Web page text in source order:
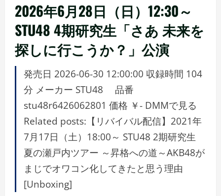
2026年6月28日（日）12:30～
STU48 4期研究生「さあ 未来を
探しに行こうか？」公演
発売日 2026-06-30 12:00:00 収録時間 104
分 メーカー STU48 品番
stu48r6426062801 価格 ￥- DMMで見る
Related posts:【リバイバル配信】2021年
7月17日（土）18:00～ STU48 2期研究生
夏の瀬戸内ツアー ～昇格への道～AKB48が
まじでオワコン化してきたと思う理由
[Unboxing]